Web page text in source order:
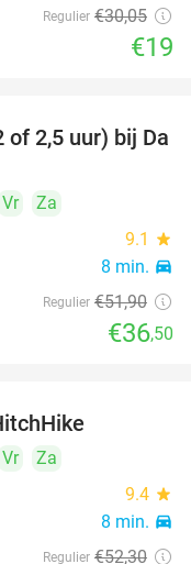
Regulier €30,05
€19
30%
of 2,5 uur) bij Da
Vr
Za
9.1 star
8 min. directions_car
Regulier €51,90
€36,50
Vr
Za
9.4 star
8 min. directions_car
Regulier €52,30